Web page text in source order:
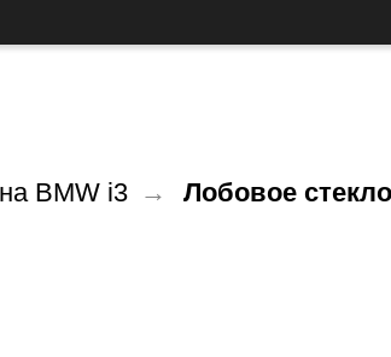
BMW i3 → Лобовое